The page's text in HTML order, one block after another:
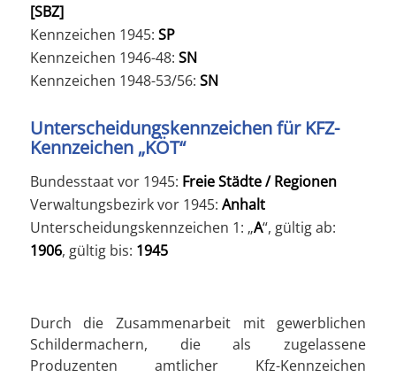
[SBZ]
Kennzeichen 1945: SP
Kennzeichen 1946-48: SN
Kennzeichen 1948-53/56: SN
Unterscheidungskennzeichen für KFZ-
Kennzeichen „KÖT“
Bundesstaat vor 1945: Freie Städte / Regionen
Verwaltungsbezirk vor 1945: Anhalt
Unterscheidungskennzeichen 1: „A“, gültig ab:
1906, gültig bis: 1945
Durch die Zusammenarbeit mit gewerblichen
Schildermachern, die als zugelassene
Produzenten amtlicher Kfz-Kennzeichen